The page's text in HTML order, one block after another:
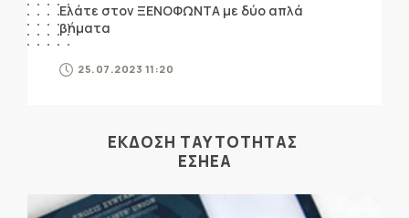
Ελάτε στον ΞΕΝΟΦΩΝΤΑ με δύο απλά
βήματα
25.07.2023 11:20
ΕΚΔΟΣΗ ΤΑΥΤΟΤΗΤΑΣ
ΕΣΗΕΑ